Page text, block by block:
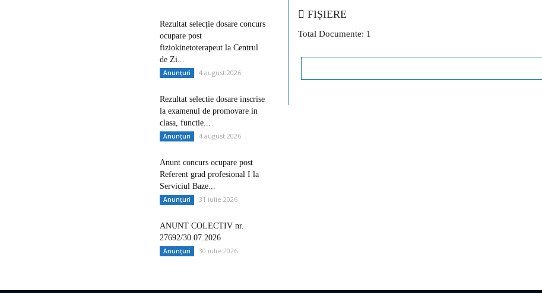
FIȘIERE
Total Documente: 1
Rezultat selecție dosare concurs
ocupare post
fiziokinetoterapeut la Centrul
de Zi...
Anunțuri 4 august 2026
Rezultat selectie dosare inscrise
la examenul de promovare in
clasa, functie...
Anunțuri 4 august 2026
Anunt concurs ocupare post
Referent grad profesional I la
Serviciul Baze...
Anunțuri 31 iulie 2026
ANUNT COLECTIV nr.
27692/30.07.2026
Anunțuri 30 iulie 2026